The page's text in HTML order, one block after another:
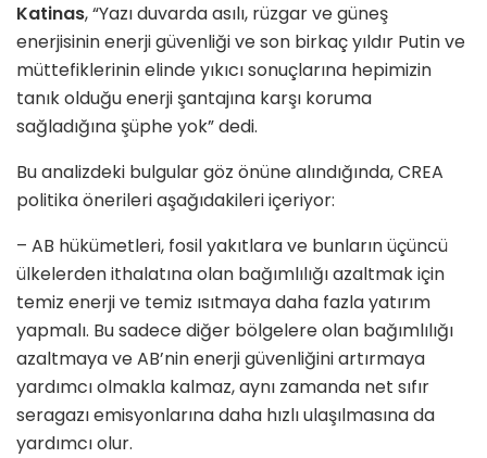
Katinas, “Yazı duvarda asılı, rüzgar ve güneş
enerjisinin enerji güvenliği ve son birkaç yıldır Putin ve
müttefiklerinin elinde yıkıcı sonuçlarına hepimizin
tanık olduğu enerji şantajına karşı koruma
sağladığına şüphe yok” dedi.
Bu analizdeki bulgular göz önüne alındığında, CREA
politika önerileri aşağıdakileri içeriyor:
– AB hükümetleri, fosil yakıtlara ve bunların üçüncü
ülkelerden ithalatına olan bağımlılığı azaltmak için
temiz enerji ve temiz ısıtmaya daha fazla yatırım
yapmalı. Bu sadece diğer bölgelere olan bağımlılığı
azaltmaya ve AB’nin enerji güvenliğini artırmaya
yardımcı olmakla kalmaz, aynı zamanda net sıfır
seragazı emisyonlarına daha hızlı ulaşılmasına da
yardımcı olur.